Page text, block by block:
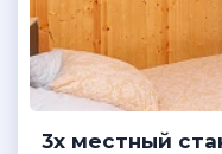
3х местный